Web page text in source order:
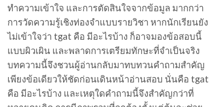
ทำความเข้าใจ และการตัดสินใจจากข้อมูล มากกว่า
การวัดความรู้เชิงท่องจำแบบรายวิชา หากนักเรียนยัง
ไม่เข้าใจว่า tgat คือ มีอะไรบ้าง ก็อาจมองข้อสอบนี้
แบบผิวเผิน และพลาดการเตรียมทักษะที่จำเป็นจริง
บทความนี้จึงชวนผู้อ่านกลับมาทบทวนคำถามสำคัญ
เพียงข้อเดียวให้ชัดก่อนเดินหน้าอ่านสอบ นั่นคือ tgat
คือ มีอะไรบ้าง และเหตุใดคำถามนี้จึงสำคัญกว่าที่